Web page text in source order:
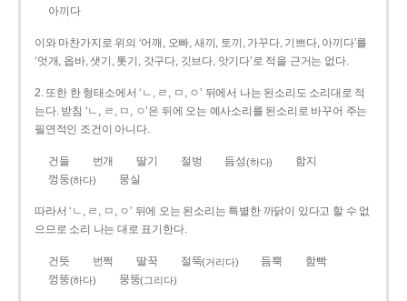
아끼다
이와 마찬가지로 위의 ‘어깨, 오빠, 새끼, 토끼, 가꾸다, 기쁘다, 아끼다’를
‘엇개, 옵바, 샛기, 톳기, 갓구다, 깃브다, 앗기다’로 적을 근거는 없다.
2. 또한 한 형태소에서 ‘ㄴ, ㄹ, ㅁ, ㅇ’ 뒤에서 나는 된소리도 소리대로 적
는다. 받침 ‘ㄴ, ㄹ, ㅁ, ㅇ’은 뒤에 오는 예사소리를 된소리로 바꾸어 주는
필연적인 조건이 아니다.
건들 번개 딸기 절벙 듬성(하다)
함지
껑둥(하다) 뭉실
따라서 ‘ㄴ, ㄹ, ㅁ, ㅇ’ 뒤에 오는 된소리는 특별한 까닭이 있다고 할 수 없
으므로 소리 나는 대로 표기한다.
건뜻 번쩍 딸꾹 절뚝(거리다) 듬뿍
함빡
껑뚱(하다) 뭉뚱(그리다)